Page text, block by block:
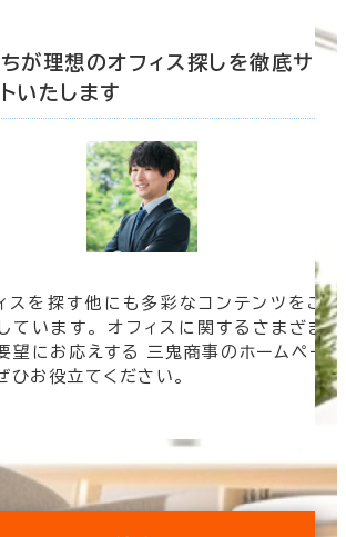
が理想のオフィス探しを徹底サ
いたします
スを探す他にも多彩なコンテンツをご
ています。 オフィスに関するさまざま
望にお応えする 三鬼商事のホームペー
ひお役立てください。